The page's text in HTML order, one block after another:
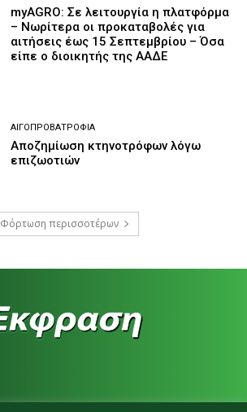
myAGRO: Σε λειτουργία η πλατφόρμα
– Νωρίτερα οι προκαταβολές για
αιτήσεις έως 15 Σεπτεμβρίου – Όσα
είπε ο διοικητής της ΑΑΔΕ
ΑΙΓΟΠΡΟΒΑΤΡΟΦΊΑ
Αποζημίωση κτηνοτρόφων λόγω
επιζωοτιών
Φόρτωση περισσοτέρων